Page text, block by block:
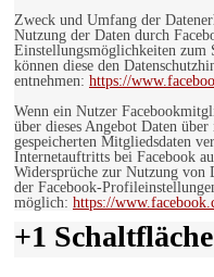
Zweck und Umfang der
Nutzung der Daten durch
Einstellungsmöglichkeiten zum
können diese den
entnehmen: https://
Wenn ein Nutzer
über dieses Angebot Daten
gespeicherten Mitgliedsdaten
Internetauftritts bei Facebook
Widersprüche zur Nutzung von
der Facebook-
möglich: https://
+1